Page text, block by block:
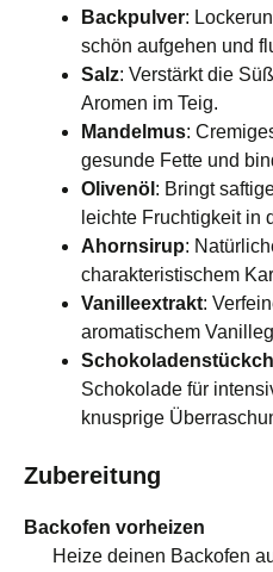
Backpulver:
schön aufgehen und
Salz: Verstärkt die
Aromen im Teig.
Mandelmus:
gesunde Fette und
Olivenöl : Bringt
leichte Fruchtigkeit in
Ahornsirup:
charakteristischem
Vanilleextrakt:
aromatischem
Schokolade für
knusprige
Zubereitung
Backofen vorheizen
Heize deinen Backofen